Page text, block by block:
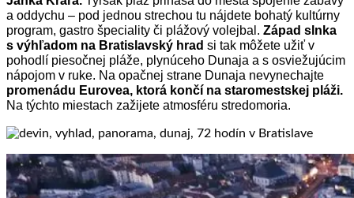
a oddychu – pod jednou strechou tu nájdete bohatý kultúrny
program, gastro špeciality či plážový volejbal. Západ slnka
s výhľadom na Bratislavský hrad si tak môžete užiť v
pohodlí piesočnej pláže, plynúceho Dunaja a s osviežujúcim
nápojom v ruke. Na opačnej strane Dunaja nevynechajte
promenádu Eurovea, ktorá končí na staromestskej pláži.
Na týchto miestach zažijete atmosféru stredomoria.